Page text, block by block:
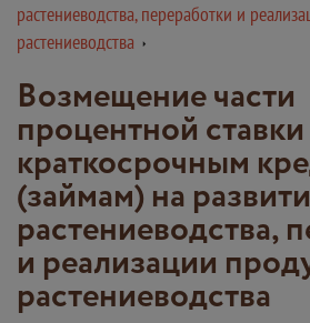
растениеводства, переработки и
растениеводства
Возмещение части
процентной
краткосрочным
(займам) на
растениеводства,
и реализации
растениеводства